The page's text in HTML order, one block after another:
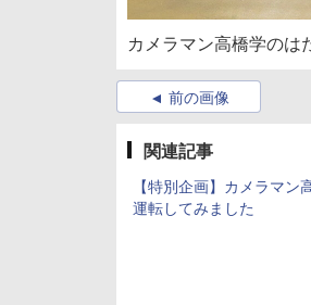
カメラマン高橋学のは
前の画像
関連記事
【特別企画】カメラマ
運転してみました